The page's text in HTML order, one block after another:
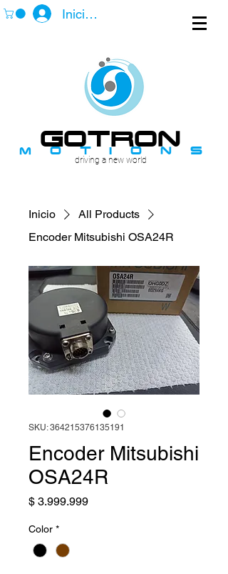
Iniciar sesión
GOTROn
m o t i o n s
driving a new world
Inicio
All Products
Encoder Mitsubishi OSA24R
SKU: 364215376135191
Encoder Mitsubishi
OSA24R
$ 3.999.999Precio
Color *